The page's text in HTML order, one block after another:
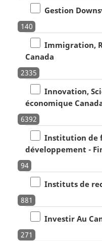
Gestion
140
Immigration,
Canada
2335
Innovation,
économique
6392
Institution de
développement -
94
Instituts de
881
Investir Au
271